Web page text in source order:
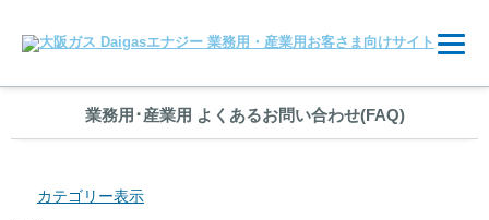
業務用 ･産業用 よくあるお問い合わせ(FAQ)
カテゴリー表示